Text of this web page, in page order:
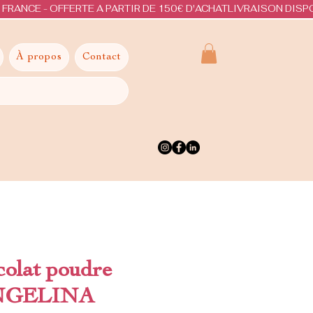
À propos Contact
poudre